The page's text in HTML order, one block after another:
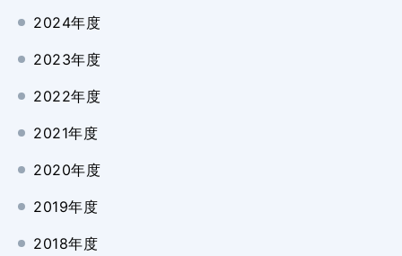
2024年度
2023年度
2022年度
2021年度
2020年度
2019年度
2018年度